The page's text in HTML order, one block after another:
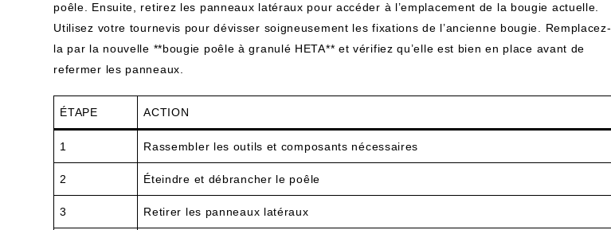
poêle. Ensuite, retirez les panneaux latéraux pour accéder à l’emplacement de la bougie actuelle.
Utilisez votre tournevis pour dévisser soigneusement les fixations de l’ancienne bougie. Remplacez-
la par la nouvelle **bougie poêle à granulé HETA** et vérifiez qu’elle est bien en place avant de
refermer les panneaux.
ÉTAPE ACTION
1 Rassembler les outils et composants nécessaires
2 Éteindre et débrancher le poêle
3 Retirer les panneaux latéraux